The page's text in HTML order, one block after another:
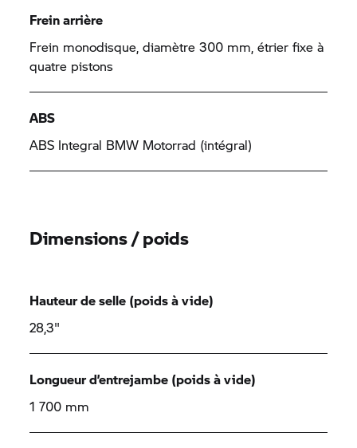
Frein arrière
Frein monodisque, diamètre 300 mm, étrier fixe à
quatre pistons
ABS
ABS Integral BMW Motorrad (intégral)
Dimensions / poids
Hauteur de selle (poids à vide)
28,3"
Longueur d’entrejambe (poids à vide)
1 700 mm